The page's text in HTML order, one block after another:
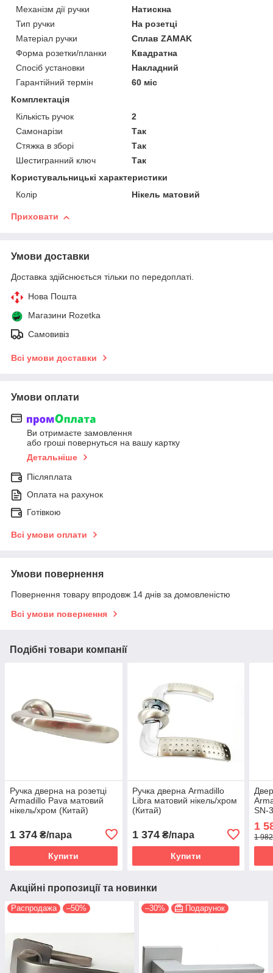
Механізм дії ручки
Натискна
Тип ручки
На розетці
Матеріал ручки
Сплав ZAMAK
Форма розетки/планки
Квадратна
Спосіб установки
Накладний
Гарантійний термін
60 міс
Комплектація
Кількість ручок
2
Самонарізи
Так
Стяжка в зборі
Так
Шестигранний ключ
Так
Користувальницькі характеристики
Колір
Нікель матовий
Приховати
Умови доставки
Доставка здійснюється тільки по передоплаті.
Нова Пошта
Магазини Rozetka
Самовивіз
Всі умови доставки
Умови оплати
Ви отримаєте замовлення
або гроші повернуться на вашу картку
Детальніше
Післяплата
Оплата на рахунок
Готівкою
Всі умови оплати
Умови повернення
Повернення товару впродовж 14 днів за домовленістю
Всі умови повернення
Подібні товари компанії
Ручка дверна на розетці
Armadillo Pava матовий
нікель/хром (Китай)
1 374 ₴/пара
Купити
Ручка дверна Armadillo
Libra матовий нікель/хром
(Китай)
1 374₴/пара
Купити
SN-
1
1
Акційні пропозиції та новинки
Распродажа –50% –30% Подарунок